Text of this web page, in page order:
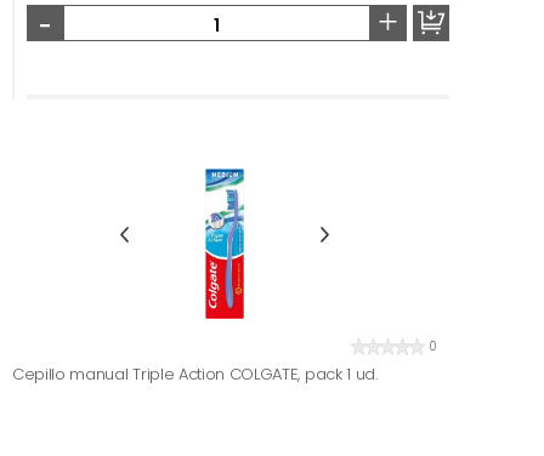
- +
0
Cepillo manual Triple Action COLGATE, pack 1 ud.